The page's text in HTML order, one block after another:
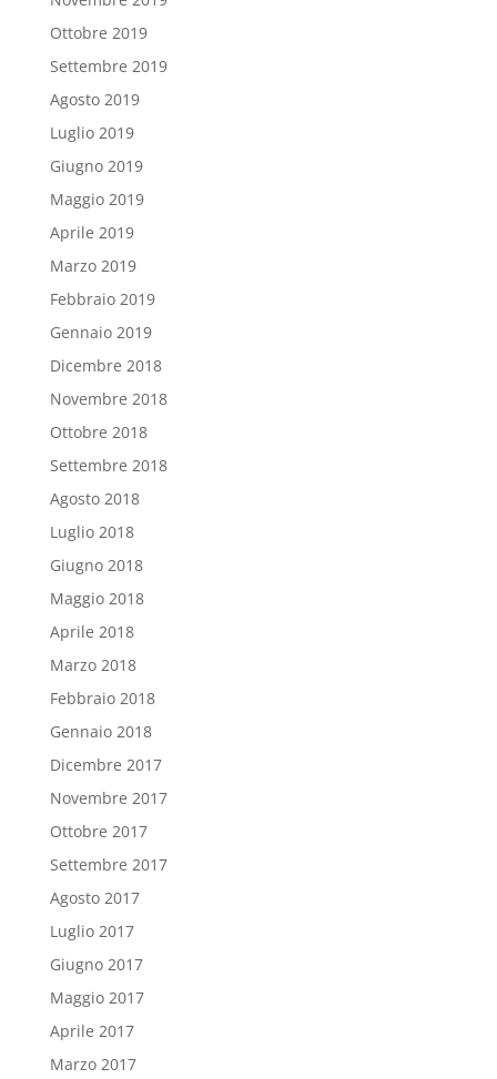
Ottobre 2019
Settembre 2019
Agosto 2019
Luglio 2019
Giugno 2019
Maggio 2019
Aprile 2019
Marzo 2019
Febbraio 2019
Gennaio 2019
Dicembre 2018
Novembre 2018
Ottobre 2018
Settembre 2018
Agosto 2018
Luglio 2018
Giugno 2018
Maggio 2018
Aprile 2018
Marzo 2018
Febbraio 2018
Gennaio 2018
Dicembre 2017
Novembre 2017
Ottobre 2017
Settembre 2017
Agosto 2017
Luglio 2017
Giugno 2017
Maggio 2017
Aprile 2017
Marzo 2017